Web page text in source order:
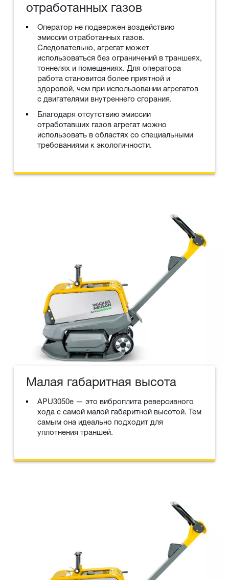
отработанных газов
Оператор не подвержен воздействию
эмиссии отработанных газов.
Следовательно, агрегат может
использоваться без ограничений в траншеях,
тоннелях и помещениях. Для оператора
работа становится более приятной и
здоровой, чем при использовании агрегатов
с двигателями внутреннего сгорания.
Благодаря отсутствию эмиссии
отработавших газов агрегат можно
использовать в областях со специальными
требованиями к экологичности.
Малая габаритная высота
APU3050e — это виброплита реверсивного
хода с самой малой габаритной высотой. Тем
самым она идеально подходит для
уплотнения траншей.